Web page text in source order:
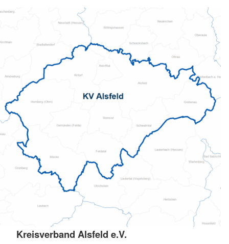
Kreisverband Alsfeld e.V.